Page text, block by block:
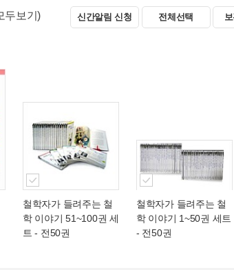
두보기) 신간알림 신청 전체선택
철학자가 들려주는 철
학 이야기 51~100권 세
트 - 전50권
철학자가 들려주는 철
학 이야기 1~50권 세트
- 전50권